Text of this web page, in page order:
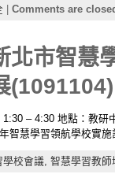
| Comments are
北市智慧
(1091104)
– 4:30 地點：教
智慧學習領航學校實
學校會議, 智慧學習教師